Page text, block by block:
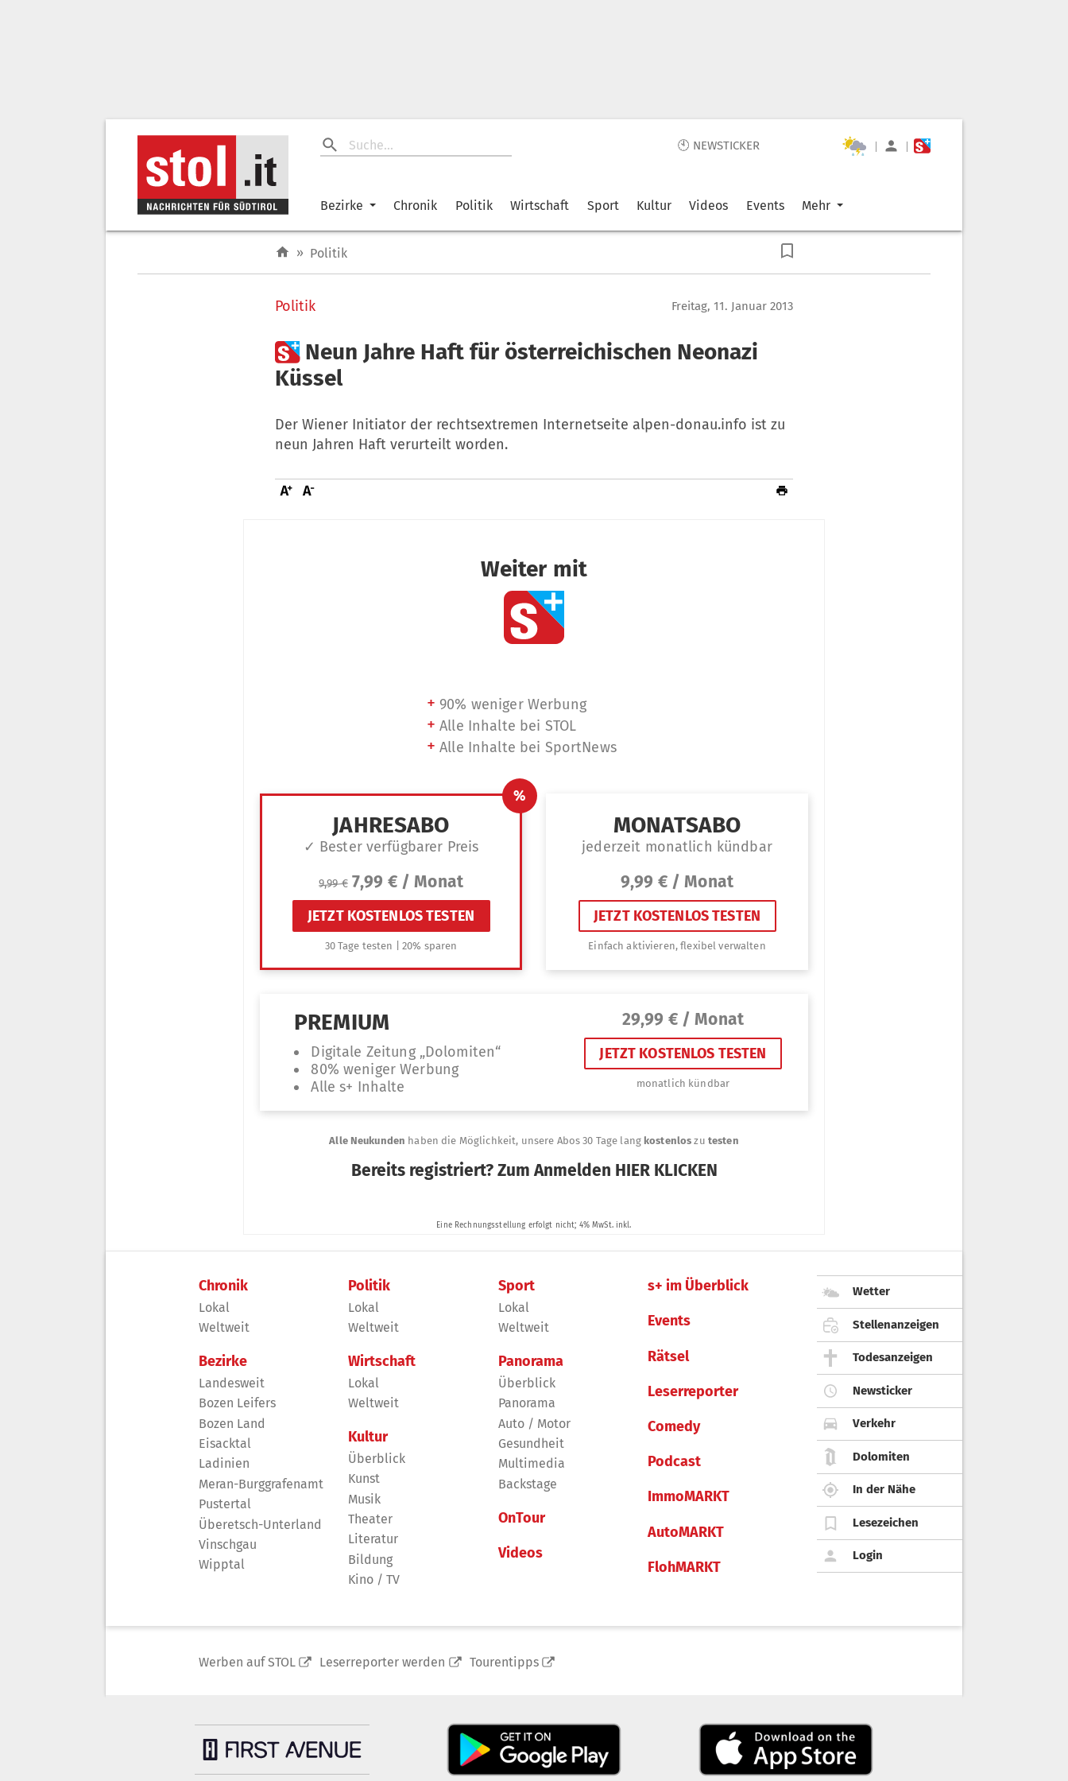
🕙 NEWSTICKER | |
Bezirke Chronik Politik Wirtschaft Sport Kultur Videos Events Mehr
» Politik
Politik Freitag, 11. Januar 2013
 Neun Jahre Haft für österreichischen Neonazi
Küssel
Der Wiener Initiator der rechtsextremen Internetseite alpen-donau.info ist zu
neun Jahren Haft verurteilt worden.
Chronik
Lokal
Weltweit
Bezirke
Landesweit
Bozen Leifers
Bozen Land
Eisacktal
Ladinien
Meran-Burggrafenamt
Pustertal
Überetsch-Unterland
Vinschgau
Wipptal
Politik
Lokal
Weltweit
Wirtschaft
Lokal
Weltweit
Kultur
Überblick
Kunst
Musik
Theater
Literatur
Bildung
Kino / TV
Sport
Lokal
Weltweit
Panorama
Überblick
Panorama
Auto / Motor
Gesundheit
Multimedia
Backstage
OnTour
Videos
s+ im Überblick
Events
Rätsel
Leserreporter
Comedy
Podcast
ImmoMARKT
AutoMARKT
FlohMARKT
Wetter
Stellenanzeigen
Todesanzeigen
Newsticker
Verkehr
Dolomiten
In der Nähe
Lesezeichen
Login
Werben auf STOL Leserreporter werden Tourentipps